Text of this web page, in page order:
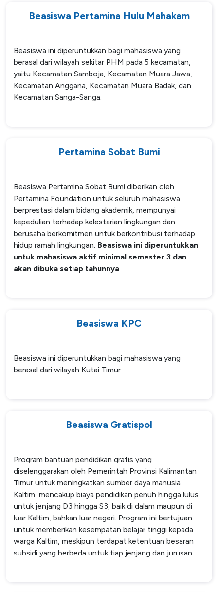
Beasiswa Pertamina Hulu Mahakam
Beasiswa ini diperuntukkan bagi mahasiswa yang
berasal dari wilayah sekitar PHM pada 5 kecamatan,
yaitu Kecamatan Samboja, Kecamatan Muara Jawa,
Kecamatan Anggana, Kecamatan Muara Badak, dan
Kecamatan Sanga-Sanga.
Pertamina Sobat Bumi
Beasiswa Pertamina Sobat Bumi diberikan oleh
Pertamina Foundation untuk seluruh mahasiswa
berprestasi dalam bidang akademik, mempunyai
kepedulian terhadap kelestarian lingkungan dan
berusaha berkomitmen untuk berkontribusi terhadap
hidup ramah lingkungan. Beasiswa ini diperuntukkan
untuk mahasiswa aktif minimal semester 3 dan
akan dibuka setiap tahunnya.
Beasiswa KPC
Beasiswa ini diperuntukkan bagi mahasiswa yang
berasal dari wilayah Kutai Timur
Beasiswa Gratispol
Program bantuan pendidikan gratis yang
diselenggarakan oleh Pemerintah Provinsi Kalimantan
Timur untuk meningkatkan sumber daya manusia
Kaltim, mencakup biaya pendidikan penuh hingga lulus
untuk jenjang D3 hingga S3, baik di dalam maupun di
luar Kaltim, bahkan luar negeri. Program ini bertujuan
untuk memberikan kesempatan belajar tinggi kepada
warga Kaltim, meskipun terdapat ketentuan besaran
subsidi yang berbeda untuk tiap jenjang dan jurusan.